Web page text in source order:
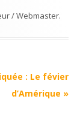
/ Webmaster.
: Le févier
d’Amérique »